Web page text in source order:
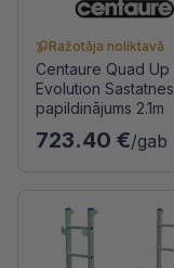
Ražotāja noliktavā
Centaure Quad Up
Evolution Sastatnes
papildinājums 2.1m
723.40 €/gab